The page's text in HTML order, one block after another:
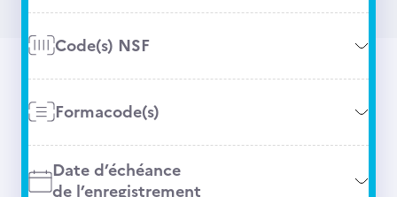
Code(s) NSF
Formacode(s)
Date d’échéance
de l’enregistrement